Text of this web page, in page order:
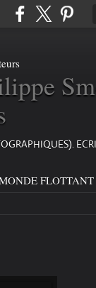
FLOTTANT